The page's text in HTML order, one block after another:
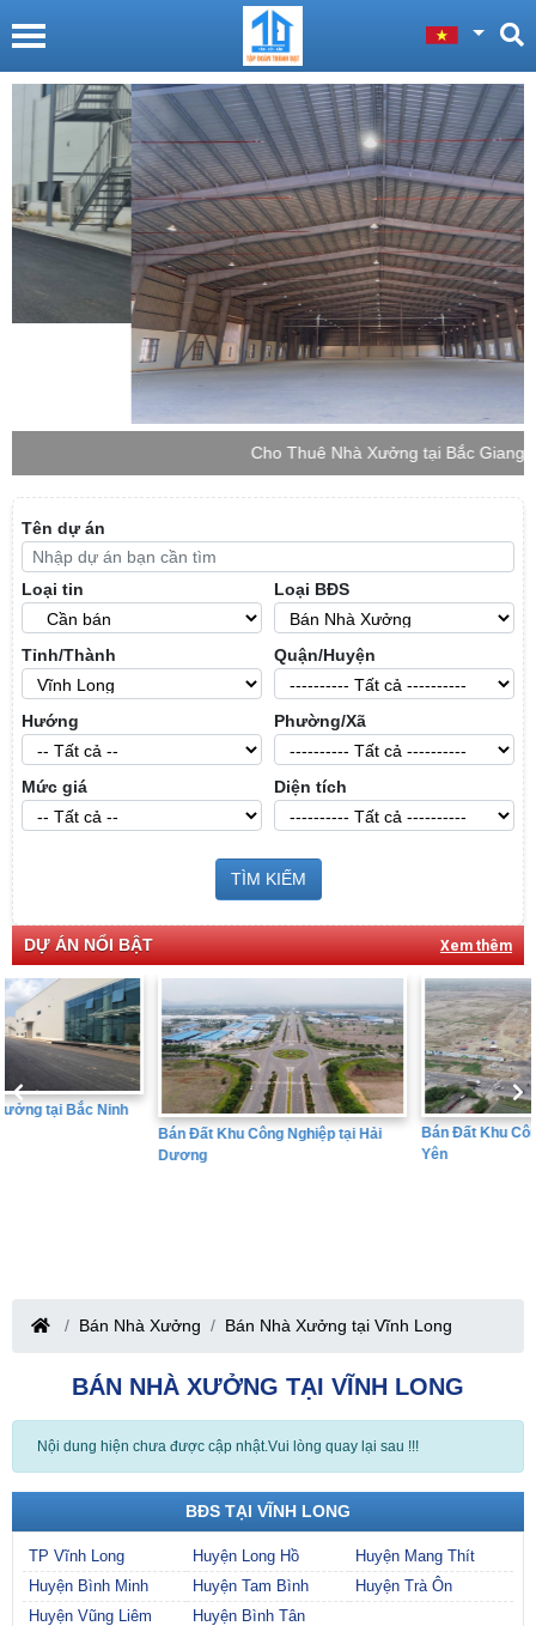
Cho Thuê Nhà Xưởng tại Bắc Giang
Tên dự án
Loại tin Loại BĐS
Tỉnh/Thành Quận/Huyện
Hướng Phường/Xã
Mức giá Diện tích
TÌM KIẾM
DỰ ÁN NỔI BẬT Xem thêm
Bán Đất Khu Công Nghiệp tại Hải
Bán Đất Khu Công Nghiệp tại Hưng
Bán Nhà Xưởng Bán Nhà Xưởng tại Vĩnh Long
BÁN NHÀ XƯỞNG TẠI VĨNH LONG
Nội dung hiện chưa được cập nhật.Vui lòng quay lại sau !!!
BĐS TẠI VĨNH LONG
TP Vĩnh Long Huyện Long Hồ
Huyện Mang Thít
Huyện Bình Minh
Huyện Tam Bình
Huyện Trà Ôn
Huyện Vũng Liêm
Huyện Bình Tân